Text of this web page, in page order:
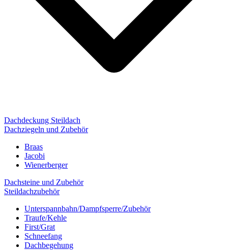
Dachdeckung Steildach
Dachziegeln und Zubehör
Braas
Jacobi
Wienerberger
Dachsteine und Zubehör
Steildachzubehör
Unterspannbahn/Dampfsperre/Zubehör
Traufe/Kehle
First/Grat
Schneefang
Dachbegehung